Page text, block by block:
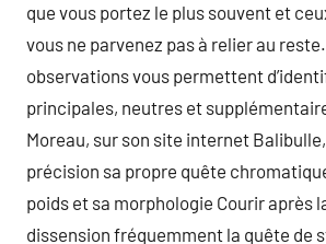
que vous portez le plus souvent et
vous ne parvenez pas à relier au
observations vous permettent
principales, neutres et
Moreau, sur son site internet
précision sa propre quête
poids et sa morphologie Courir après
dissension fréquemment la quête de